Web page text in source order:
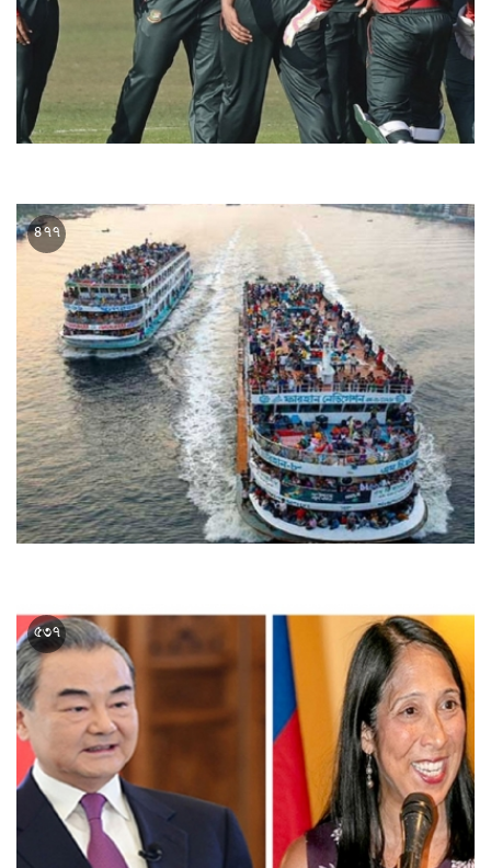
বাংলাদেশ ৪০০ তম ওয়ানডে খেলবে আজ
৪৭৭
৫৩৭